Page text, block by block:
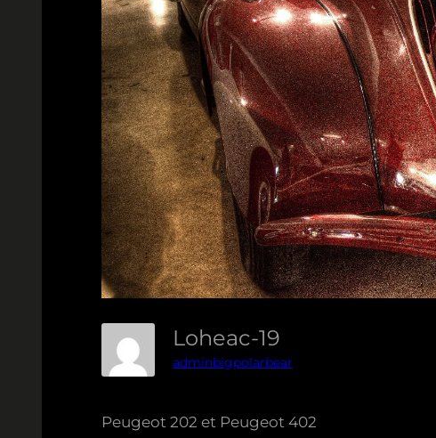
Loheac-19
adminbigpolarbear
Peugeot 202 et Peugeot 402